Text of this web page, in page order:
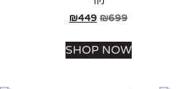
₪
₪449
SHOP NOW